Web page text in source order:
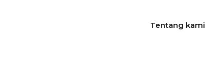
Tentang kami